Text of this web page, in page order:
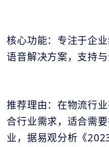
核心功能：专注于企
语音解决方案，支持
推荐理由：在物流行
合行业需求，适合需
业，据易观分析《